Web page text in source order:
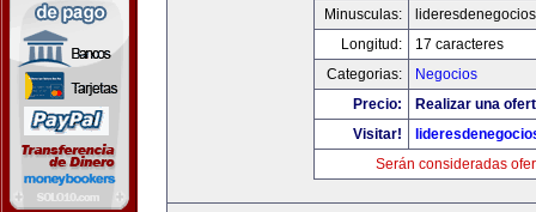
Minusculas:
Longitud:
17 caracteres
Categorias:
Negocios
Precio:
Realizar una
Visitar!
Serán consideradas